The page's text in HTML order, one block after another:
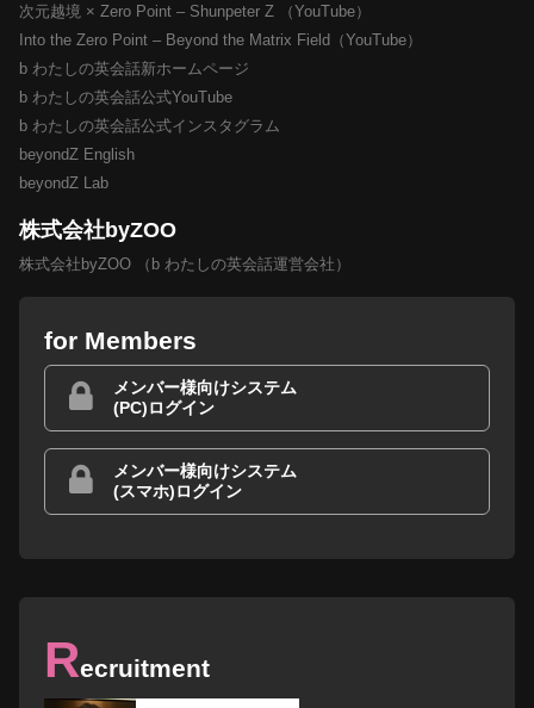
次元越境 × Zero Point – Shunpeter Z （YouTube）
Into the Zero Point – Beyond the Matrix Field（YouTube）
b わたしの英会話新ホームページ
b わたしの英会話公式YouTube
b わたしの英会話公式インスタグラム
beyondZ English
beyondZ Lab
株式会社byZOO
株式会社byZOO （b わたしの英会話運営会社）
for Members
メンバー様向けシステム
(PC)ログイン
メンバー様向けシステム
(スマホ)ログイン
Recruitment